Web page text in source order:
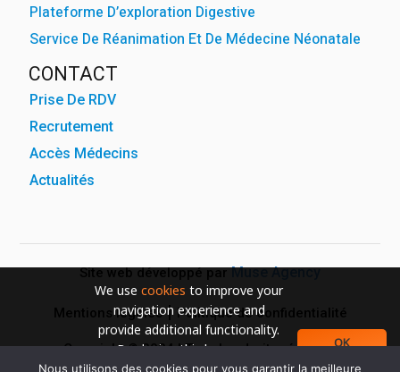
We use cookies to improve your
navigation experience and
provide additional functionality.
By closing this banner or
OK
Plateforme D’exploration Digestive
Service De Réanimation Et De Médecine Néonatale
CONTACT
Prise De RDV
Recrutement
Accès Médecins
Actualités
Site web développé parMuse Agency
Mentions légales Politique de confidentialité
Copyright © 2024 | Tous les droits réservés
Nous utilisons des cookies pour vous garantir la meilleure